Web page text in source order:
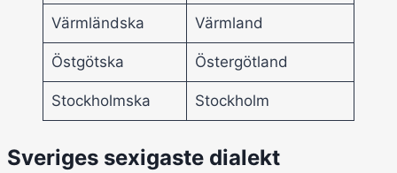
Värmländska Värmland
Östgötska Östergötland
Stockholmska Stockholm
Sveriges sexigaste dialekt